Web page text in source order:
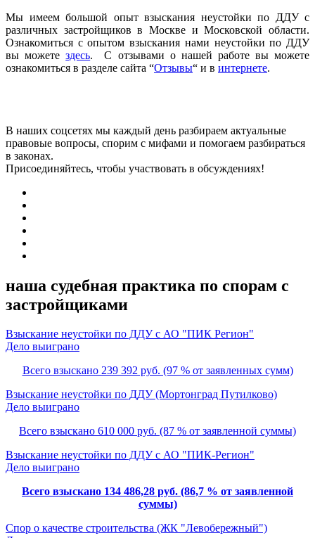
Мы имеем большой опыт взыскания неустойки по ДДУ с
различных застройщиков в Москве и Московской области.
Ознакомиться с опытом взыскания нами неустойки по ДДУ
вы можетездесь. С отзывами о нашей работе вы можете
ознакомиться в разделе сайта “Отзывы“ и в интернете.
В наших соцсетях мы каждый день разбираем актуальные
правовые вопросы, спорим с мифами и помогаем разбираться
в законах.
Присоединяйтесь, чтобы участвовать в обсуждениях!
наша судебная практика по спорам с
застройщиками
Взыскание неустойки по ДДУ с АО "ПИК Регион"
Дело выиграно
Всего взыскано 239 392 руб. (97 % от заявленных сумм)
Взыскание неустойки по ДДУ (Мортонград Путилково)
Дело выиграно
Всего взыскано 610 000 руб. (87 % от заявленной суммы)
Взыскание неустойки по ДДУ с АО "ПИК-Регион"
Дело выиграно
Всего взыскано 134 486,28 руб. (86,7 % от заявленной
суммы)
Спор о качестве строительства (ЖК "Левобережный")